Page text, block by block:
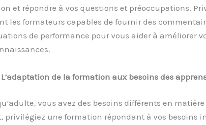
et répondre à vos questions et préoccupations.
les formateurs capables de fournir des
de performance pour vous aider à améliorer
L’adaptation de la formation aux besoins des
vous avez des besoins différents en matière
privilégiez une formation répondant à vos besoins